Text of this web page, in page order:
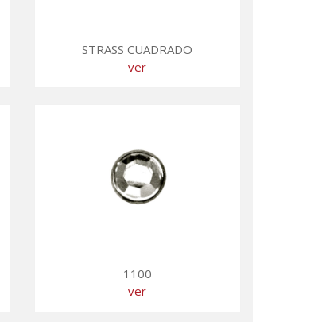
STRASS CUADRADO
ver
1100
ver